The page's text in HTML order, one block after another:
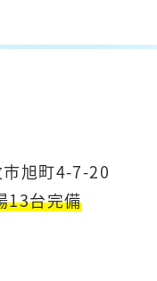
旭町4-7-20
13台完備